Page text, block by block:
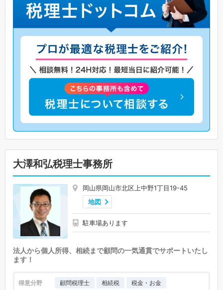
大澤和弘税理士事務所
岡山県岡山市北区上中野1丁目19-45
地図
駐車場あります
法人から個人所得、相続まで顧問の一気通貫でサポートいたし
ます！
得意分野 顧問税理士 相続税 税金・お金